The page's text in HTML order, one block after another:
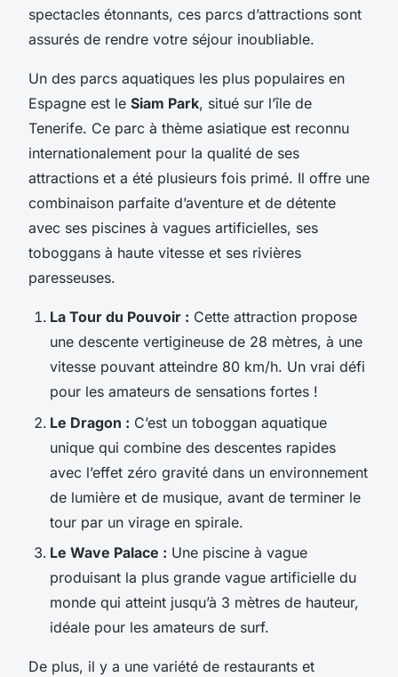
spectacles étonnants, ces parcs d’attractions sont
assurés de rendre votre séjour inoubliable.
Un des parcs aquatiques les plus populaires en
Espagne est le Siam Park, situé sur l’île de
Tenerife. Ce parc à thème asiatique est reconnu
internationalement pour la qualité de ses
attractions et a été plusieurs fois primé. Il offre une
combinaison parfaite d’aventure et de détente
avec ses piscines à vagues artificielles, ses
toboggans à haute vitesse et ses rivières
paresseuses.
La Tour du Pouvoir : Cette attraction propose
une descente vertigineuse de 28 mètres, à une
vitesse pouvant atteindre 80 km/h. Un vrai défi
pour les amateurs de sensations fortes !
Le Dragon : C’est un toboggan aquatique
unique qui combine des descentes rapides
avec l’effet zéro gravité dans un environnement
de lumière et de musique, avant de terminer le
tour par un virage en spirale.
Le Wave Palace : Une piscine à vague
produisant la plus grande vague artificielle du
monde qui atteint jusqu’à 3 mètres de hauteur,
idéale pour les amateurs de surf.
De plus, il y a une variété de restaurants et